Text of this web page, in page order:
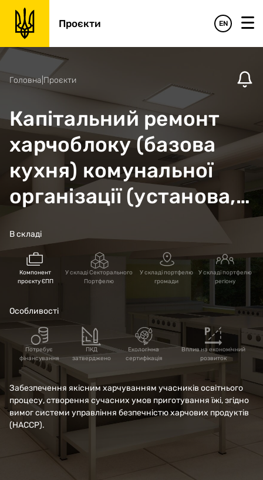
Проєкти EN
Головна Проєкти
Капітальний ремонт
харчоблоку (базова
кухня) комунальної
організації (установа,
заклад) «Шосткинська
спеціалізована школа
І-ІІІ ступенів № 1
Шосткинської міської
ради Сумської області
В складі
Компонент
проєкту ЄПП
У складі Секторального
Портфелю
У складі портфелю
громади
У складі портфелю
регіону
Особливості
Потребує
фінансування
ПКД
затверджено
Екологічна
сертифікація
Вплив на економічний
розвиток
Забезпечення якісним харчуванням учасників освітнього
процесу, створення сучасних умов приготування їжі, згідно
вимог системи управління безпечністю харчових продуктів
(НАССР).